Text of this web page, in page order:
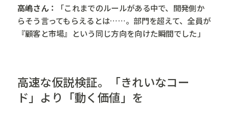
高嶋さん：
「これまでのルールがある中で、開発側か
らそう言ってもらえるとは……。部門を超えて、全員が
『顧客と市場』という同じ方向を向けた瞬間でした」
高速な仮説検証。「きれいなコー
ド」より「動く価値」を